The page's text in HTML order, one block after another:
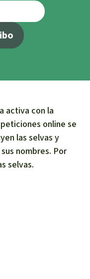
activa con la
online se
las selvas y
nombres. Por
selvas.